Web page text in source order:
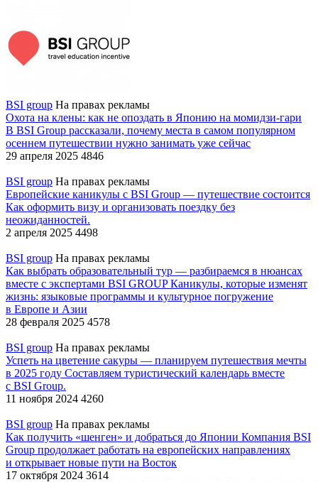
BSI group На правах рекламы
Охота на клены: как не опоздать в Японию на момидзи-гари
В BSI Group рассказали, почему места в самом популярном
осеннем путешествии нужно занимать уже сейчас
29 апреля 2025 4846
BSI group На правах рекламы
Европейские каникулы с BSI Group — путешествие состоится
Как оформить визу и организовать поездку без
неожиданностей.
2 апреля 2025 4498
BSI group На правах рекламы
Как выбрать образовательный тур — разбираемся в нюансах
вместе с экспертами BSI GROUPКаникулы, которые изменят
жизнь: языковые программы и культурное погружение
в Европе и Азии
28 февраля 2025 4578
BSI group На правах рекламы
Успеть на цветение сакуры — планируем путешествия мечты
в 2025 году Составляем туристический календарь вместе
с BSI Group.
11 ноября 2024 4260
BSI group На правах рекламы
Как получить «шенген» и добраться до Японии Компания BSI
Group продолжает работать на европейских направлениях
и открывает новые пути на Восток
17 октября 2024 3614